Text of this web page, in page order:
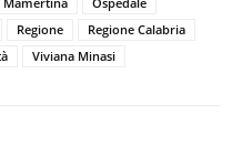
Regione
Regione Calabria
Viviana Minasi